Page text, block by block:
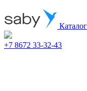
+7 8672 33-32-43